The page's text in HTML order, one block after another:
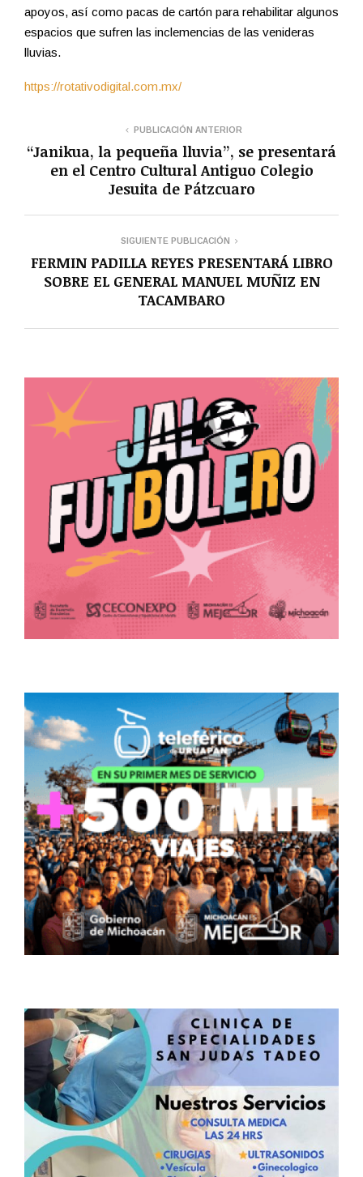
apoyos, así como pacas de cartón para rehabilitar algunos
espacios que sufren las inclemencias de las venideras
lluvias.
https://rotativodigital.com.mx/
PUBLICACIÓN ANTERIOR
“Janikua, la pequeña lluvia”, se presentará
en el Centro Cultural Antiguo Colegio
Jesuita de Pátzcuaro
SIGUIENTE PUBLICACIÓN
FERMIN PADILLA REYES PRESENTARÁ LIBRO
SOBRE EL GENERAL MANUEL MUÑIZ EN
TACAMBARO